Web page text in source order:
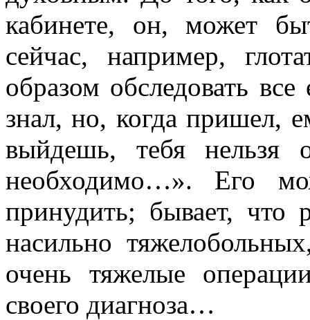
кабинете, он, может
сейчас, например,
образом обследовать
знал, но, когда пришел,
выйдешь, тебя нельзя
необходимо…». Его
принудить; бывает, что
насильно
очень тяжелые
своего диагноза…